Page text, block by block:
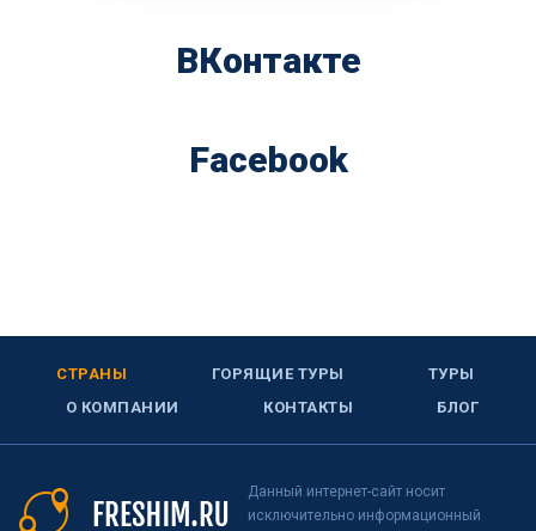
ВКонтакте
Facebook
СТРАНЫ ГОРЯЩИЕ ТУРЫ
ТУРЫ
О КОМПАНИИ
КОНТАКТЫ БЛОГ
Данный интернет-сайт носит
исключительно информационный